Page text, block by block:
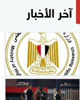
آخر الأخبار